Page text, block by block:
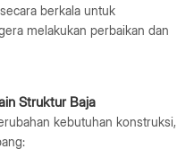
berkala untuk
melakukan perbaikan dan
Struktur Baja
kebutuhan konstruksi,